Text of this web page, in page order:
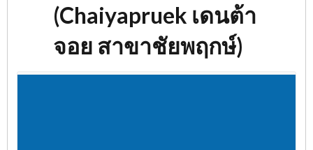
(Chaiyapruek เดนต้า
จอย สาขาชัยพฤกษ์)